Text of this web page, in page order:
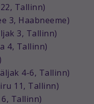
Tallinn)
3, Haabneeme)
3, Tallinn)
4, Tallinn)
4-6, Tallinn)
11, Tallinn)
Tallinn)